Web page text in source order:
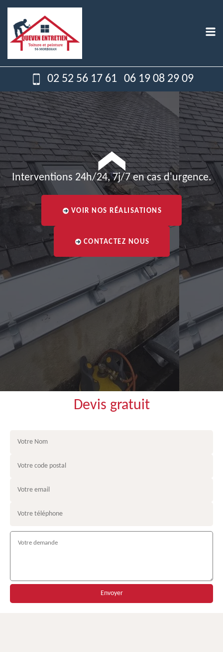
02 52 56 17 61 06 19 08 29 09
Interventions 24h/24, 7j/7 en cas d'urgence.
VOIR NOS RÉALISATIONS
CONTACTEZ NOUS
Devis gratuit